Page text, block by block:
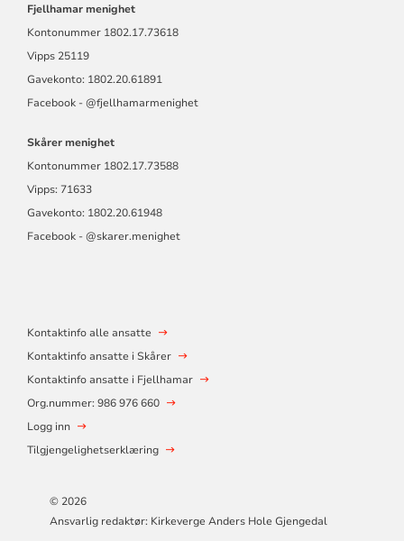
Fjellhamar menighet
Kontonummer 1802.17.73618
Vipps 25119
Gavekonto: 1802.20.61891
Facebook -@fjellhamarmenighet
Skårer menighet
Kontonummer 1802.17.73588
Vipps: 71633
Gavekonto: 1802.20.61948
Facebook - @skarer.menighet
Kontaktinfo alle ansatte
Kontaktinfo ansatte i Skårer
Kontaktinfo ansatte i Fjellhamar
Org.nummer: 986 976 660
Logg inn
Tilgjengelighetserklæring
© 2026
Ansvarlig redaktør: Kirkeverge Anders Hole Gjengedal